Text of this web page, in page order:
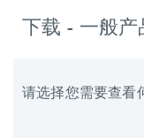
下载 - 一般
请选择您需要查看